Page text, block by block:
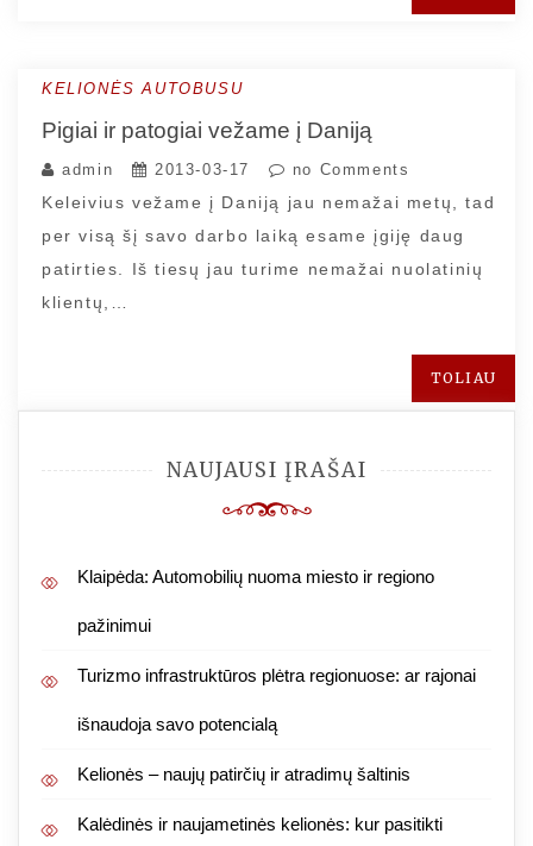
KELIONĖS AUTOBUSU
Pigiai ir patogiai vežame į Daniją
admin 2013-03-17 no Comments
Keleivius vežame į Daniją jau nemažai metų, tad
per visą šį savo darbo laiką esame įgiję daug
patirties. Iš tiesų jau turime nemažai nuolatinių
klientų,…
TOLIAU
NAUJAUSI ĮRAŠAI
Klaipėda: Automobilių nuoma miesto ir regiono
pažinimui
Turizmo infrastruktūros plėtra regionuose: ar rajonai
išnaudoja savo potencialą
Kelionės – naujų patirčių ir atradimų šaltinis
Kalėdinės ir naujametinės kelionės: kur pasitikti